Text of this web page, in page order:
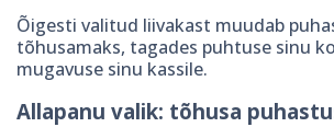
Õigesti valitud liivakast muudab
tõhusamaks, tagades puhtuse sinu
mugavuse sinu kassile.
Allapanu valik: tõhusa